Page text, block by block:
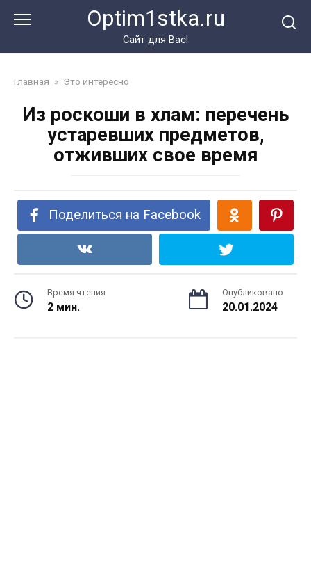
Optim1stka.ru
Сайт для Вас!
Главная » Это интересно
Из роскоши в хлам: перечень
устаревших предметов,
отживших свое время
Поделиться на Facebook
Время чтения
2 мин.
Опубликовано
20.01.2024